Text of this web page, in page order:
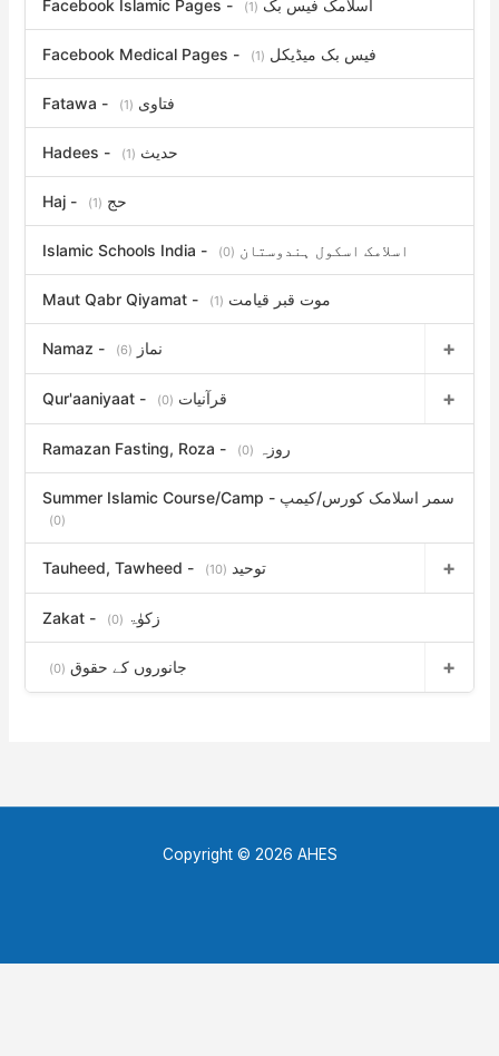
Facebook Islamic Pages - اسلامک فیس بک (1)
Facebook Medical Pages - فیس بک میڈیکل (1)
Fatawa - فتاوی (1)
Hadees - حدیث (1)
Haj - حج (1)
Islamic Schools India - اسلامک اسکول ہندوستان (0)
Maut Qabr Qiyamat - موت قبر قیامت (1)
Namaz - نماز (6)
Qur'aaniyaat - قرآنیات (0)
Ramazan Fasting, Roza - روزہ (0)
Summer Islamic Course/Camp - سمر اسلامک کورس/کیمپ
(0)
Tauheed, Tawheed - توحید (10)
Zakat - زکوٰۃ (0)
جانوروں کے حقوق (0)
Copyright © 2026 AHES